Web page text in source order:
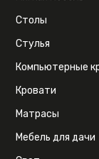
Столы
Стулья
Компьютерные
Кровати
Матрасы
Мебель для дачи